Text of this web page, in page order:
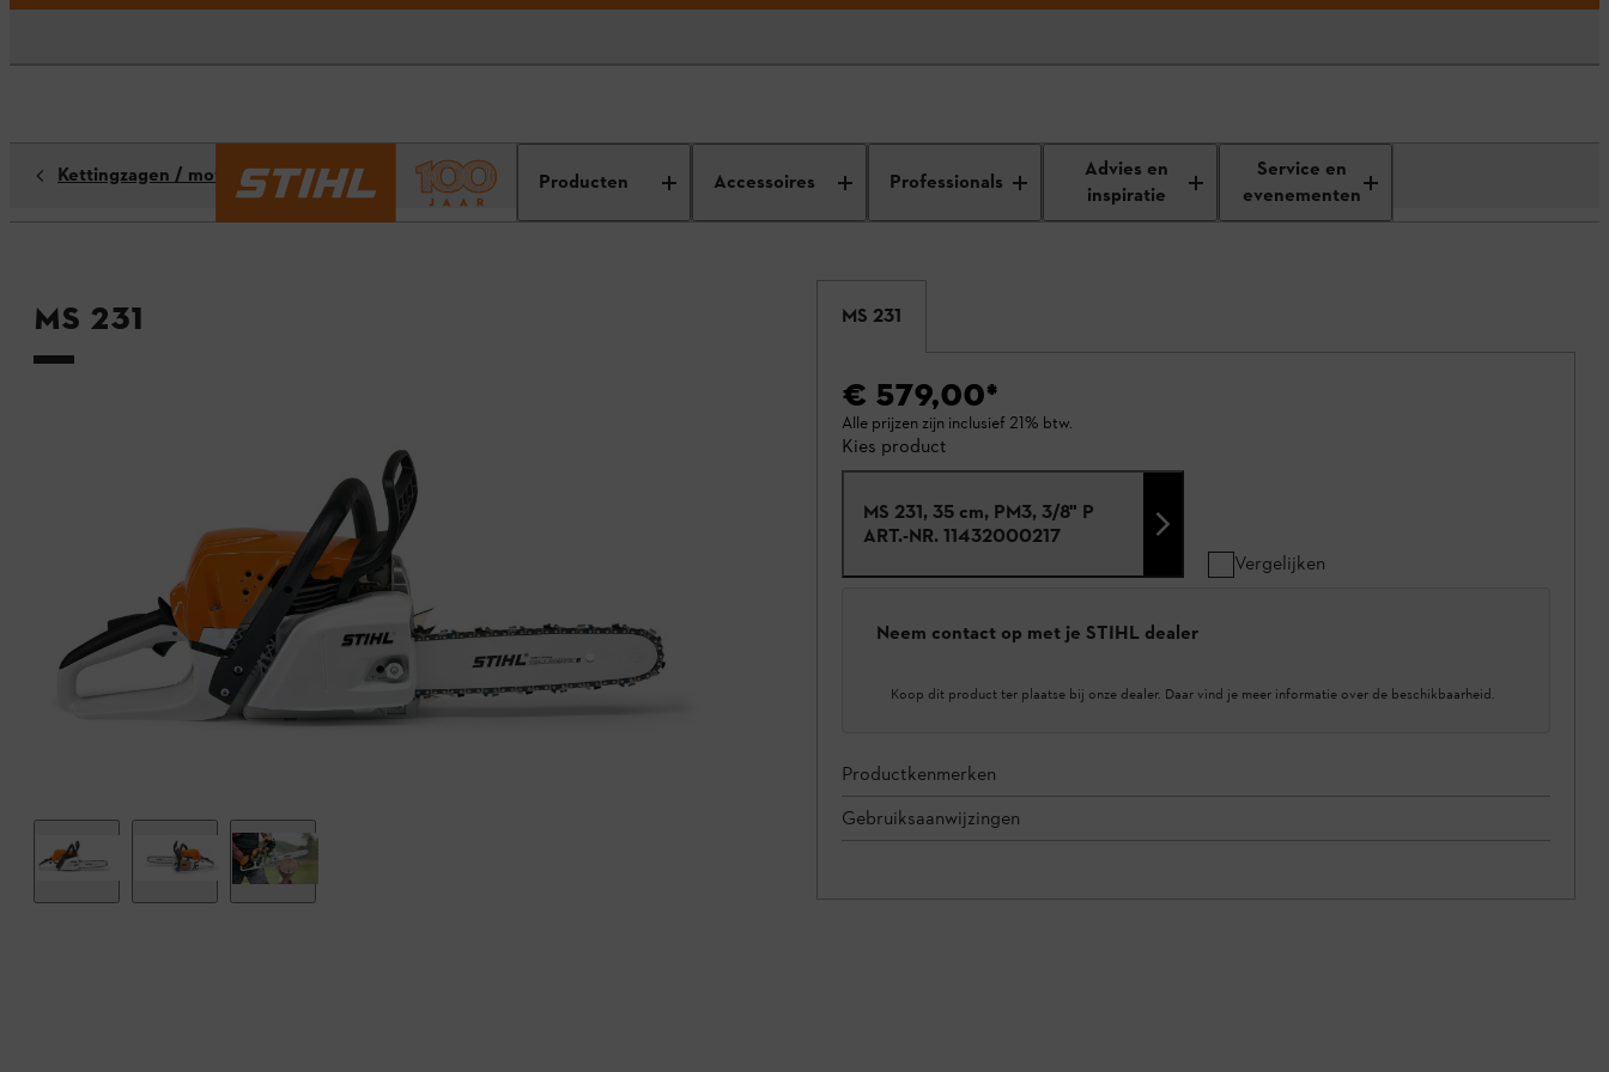
Producten Accessoires Professionals
Advies en
inspiratie
Service en
evenementen
Kettingzagen / motorzagen
MS 231 MS 231
€ 579,00*
Alle prijzen zijn inclusief 21% btw.
Kies product
MS 231, 35 cm, PM3, 3/8" P
ART.-NR. 11432000217
Vergelijken
Neem contact op met je STIHL dealer
Koop dit product ter plaatse bij onze dealer. Daar vind je meer informatie over de beschikbaarheid.
Productkenmerken
Gebruiksaanwijzingen